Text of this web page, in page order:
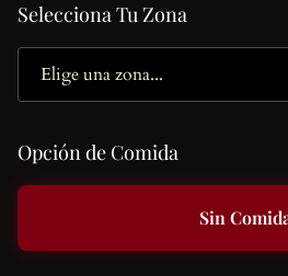
Selecciona Tu Zona
Opción de Comida
Sin